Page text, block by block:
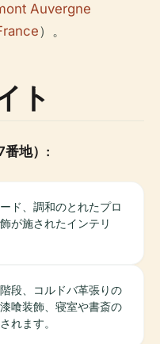
Auvergne
）。
ト
番地）:
ド、調和のとれたプロ
が施されたインテリ
段、コルドバ革張りの
喰装飾、寝室や書斎の
れます。